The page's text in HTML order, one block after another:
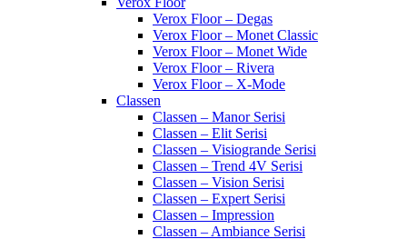
Verox Floor – Degas
Verox Floor – Monet Classic
Verox Floor – Monet Wide
Verox Floor – Rivera
Verox Floor – X-Mode
Classen
Classen – Manor Serisi
Classen – Elit Serisi
Classen – Visiogrande Serisi
Classen – Trend 4V Serisi
Classen – Vision Serisi
Classen – Expert Serisi
Classen – Impression
Classen – Ambiance Serisi